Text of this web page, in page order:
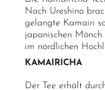
Nach Ureshino
gelangte Kamairi
japanischen
im nördlichen
KAMAIRICHA
Der Tee erhält